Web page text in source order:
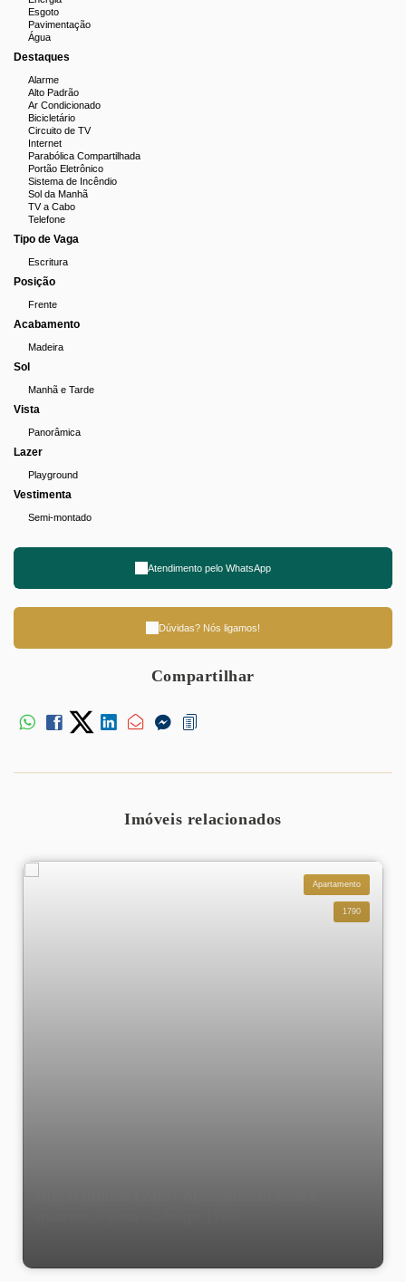
Esgoto
Pavimentação
Água
Destaques
Alarme
Alto Padrão
Ar Condicionado
Bicicletário
Circuito de TV
Internet
Parabólica Compartilhada
Portão Eletrônico
Sistema de Incêndio
Sol da Manhã
TV a Cabo
Telefone
Tipo de Vaga
Escritura
Posição
Frente
Acabamento
Madeira
Sol
Manhã e Tarde
Vista
Panorâmica
Lazer
Playground
Vestimenta
Semi-montado
Atendimento pelo WhatsApp
Dúvidas? Nós ligamos!
Compartilhar
Imóveis relacionados
Apartamento
1790